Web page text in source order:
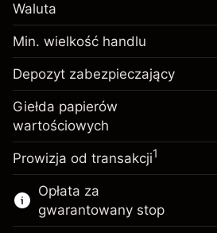
zabezpieczający.
Twoja inwestycja
Opłata overnight za
utrzymanie pozycji
Opłaty od pełnej wartości
pozycji
Rozmiar transakcji z dźwignią
HK$5,000.00
Środki z dźwigni ~
Idź do platformy
Depozyt
zabezpieczający.
Twoja inwestycja
Opłata overnight za
utrzymanie pozycji
Opłaty od pełnej wartości
pozycji
Rozmiar transakcji z dźwignią
~HK$5,000.00
Waluta
Min. wielkość handlu
Depozyt zabezpieczający
Giełda papierów
wartościowych
Prowizja od transakcji1
Opłata za
gwarantowany stop